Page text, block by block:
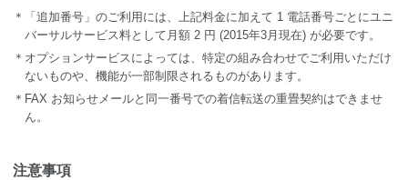
＊「追加番号」のご利用には、上記料金に加えて 1 電話番号ごとにユニ
バーサルサービス料として月額 2 円 (2015年3月現在) が必要です。
＊オプションサービスによっては、特定の組み合わせでご利用いただけ
ないものや、機能が一部制限されるものがあります。
＊FAX お知らせメールと同一番号での着信転送の重畳契約はできませ
ん。
注意事項